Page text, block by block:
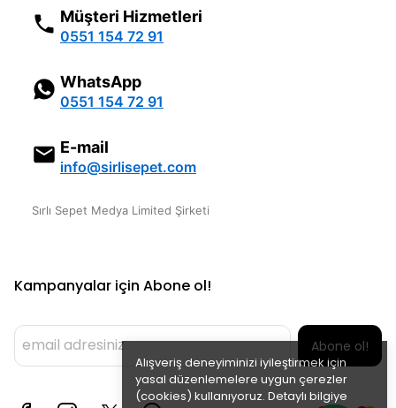
Alışveriş deneyiminizi iyileştirmek için
yasal düzenlemelere uygun çerezler
(cookies) kullanıyoruz. Detaylı bilgiye
Müşteri Hizmetleri
0551 154 72 91
WhatsApp
0551 154 72 91
E-mail
info@sirlisepet.com
Sırlı Sepet Medya Limited Şirketi
Kampanyalar için Abone ol!
Abone ol!